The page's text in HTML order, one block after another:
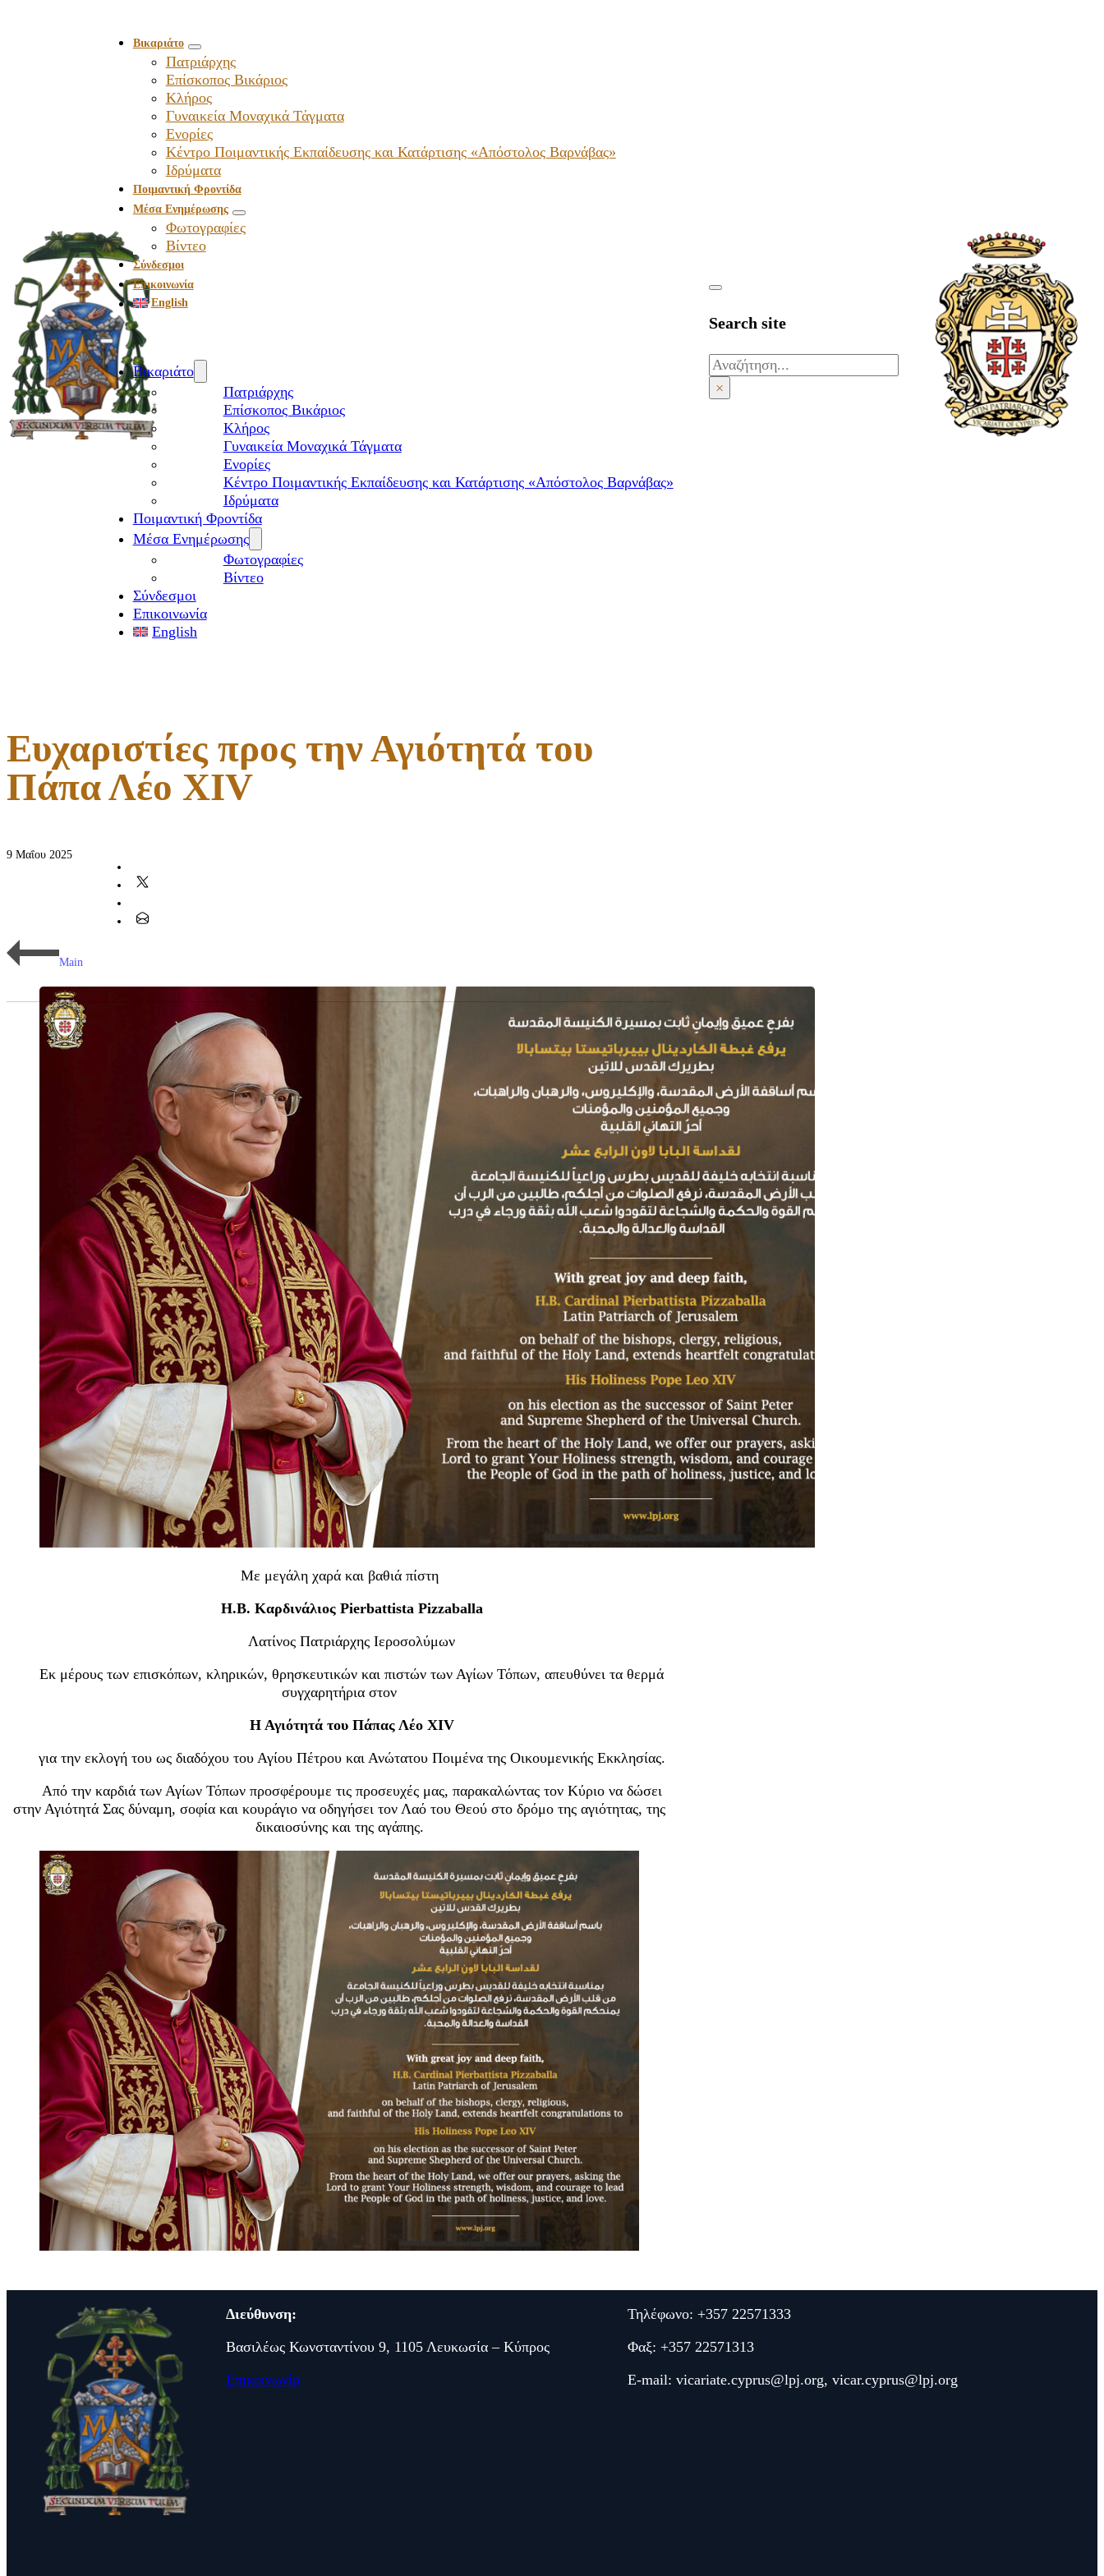
Βικαριάτο
Πατριάρχης
Επίσκοπος Βικάριος
Kλήρος
Γυναικεία Μοναχικά Τάγματα
Ενορίες
Κέντρο Ποιμαντικής Εκπαίδευσης και Κατάρτισης «Απόστολος Βαρνάβας»
Ιδρύματα
Ποιμαντική Φροντίδα
Μέσα Ενημέρωσης
Φωτογραφίες
Βίντεο
Σύνδεσμοι
Επικοινωνία
English
Βικαριάτο
Πατριάρχης
Επίσκοπος Βικάριος
Kλήρος
Γυναικεία Μοναχικά Τάγματα
Ενορίες
Κέντρο Ποιμαντικής Εκπαίδευσης και Κατάρτισης «Απόστολος Βαρνάβας»
Ιδρύματα
Ποιμαντική Φροντίδα
Μέσα Ενημέρωσης
Φωτογραφίες
Βίντεο
Σύνδεσμοι
Επικοινωνία
English
Search site
Αναζήτηση
×
Ευχαριστίες προς την Αγιότητά του
Πάπα Λέο XIV
9 Μαΐου 2025
Main
Με μεγάλη χαρά και βαθιά πίστη
H.B. Καρδινάλιος Pierbattista Pizzaballa
Λατίνος Πατριάρχης Ιεροσολύμων
Εκ μέρους των επισκόπων, κληρικών, θρησκευτικών και πιστών των Αγίων Τόπων, απευθύνει τα θερμά
συγχαρητήρια στον
Η Αγιότητά του Πάπας Λέο XIV
για την εκλογή του ως διαδόχου του Αγίου Πέτρου και Ανώτατου Ποιμένα της Οικουμενικής Εκκλησίας.
Από την καρδιά των Αγίων Τόπων προσφέρουμε τις προσευχές μας, παρακαλώντας τον Κύριο να δώσει
στην Αγιότητά Σας δύναμη, σοφία και κουράγιο να οδηγήσει τον Λαό του Θεού στο δρόμο της αγιότητας, της
δικαιοσύνης και της αγάπης.
Διεύθυνση:
Βασιλέως Κωνσταντίνου 9, 1105 Λευκωσία – Κύπρος
Επικοινωνία
Τηλέφωνο: +357 22571333
Φαξ: +357 22571313
E-mail: vicariate.cyprus@lpj.org, vicar.cyprus@lpj.org